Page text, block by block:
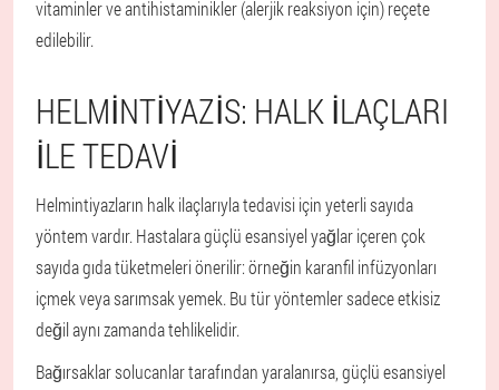
vitaminler ve antihistaminikler (alerjik reaksiyon için) reçete
edilebilir.
HELMINTIYAZIS: HALK ILAÇLARI
ILE TEDAVI
Helmintiyazların halk ilaçlarıyla tedavisi için yeterli sayıda
yöntem vardır. Hastalara güçlü esansiyel yağlar içeren çok
sayıda gıda tüketmeleri önerilir: örneğin karanfil infüzyonları
içmek veya sarımsak yemek. Bu tür yöntemler sadece etkisiz
değil aynı zamanda tehlikelidir.
Bağırsaklar solucanlar tarafından yaralanırsa, güçlü esansiyel